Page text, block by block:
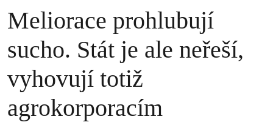
Meliorace prohlubují
sucho. Stát je ale neřeší,
vyhovují totiž
agrokorporacím